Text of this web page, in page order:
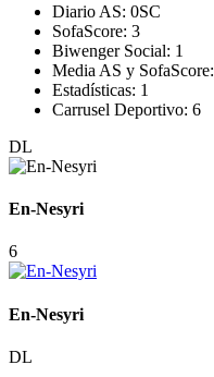
Diario AS: 0SC
SofaScore: 3
Biwenger Social: 1
Media AS y SofaScore:
Estadísticas: 1
Carrusel Deportivo: 6
DL
En-Nesyri
6
En-Nesyri
DL